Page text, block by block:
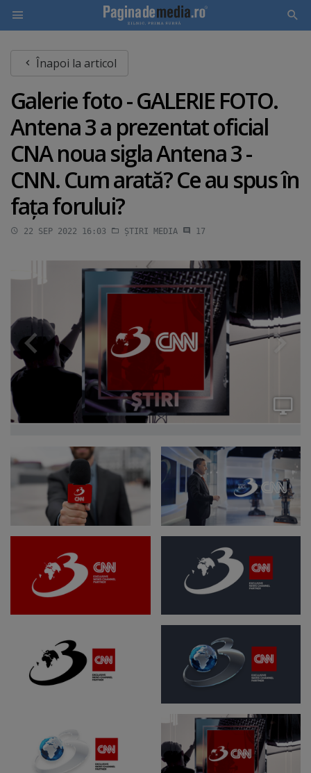
main
content
Înapoi la articol
Galerie foto - GALERIE FOTO.
Antena 3 a prezentat oficial
CNA noua sigla Antena 3 -
CNN. Cum arată? Ce au spus în
faţa forului?
22 SEP 2022 16:03 ȘTIRI MEDIA 17